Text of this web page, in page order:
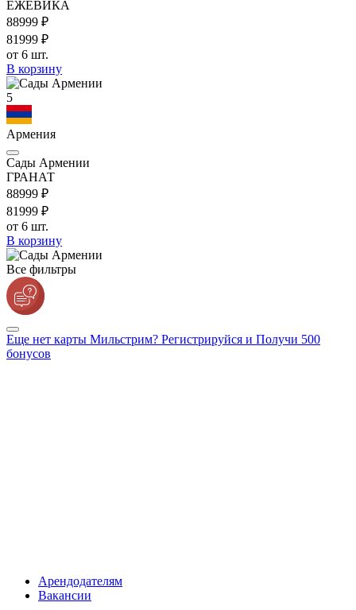
ЕЖЕВИКА
88999 ₽
81999 ₽
от 6 шт.
В корзину
5
Армения
Сады Армении
ГРАНАТ
88999 ₽
81999 ₽
от 6 шт.
В корзину
Все фильтры
Еще нет карты Мильстрим? Регистрируйся и Получи 500
бонусов
Арендодателям
Вакансии